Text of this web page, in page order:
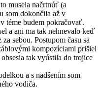
musela načrtnúť (a
som dokončila až v
téme budem pokračovať.
a ani ma tak nehnevalo keď
sebou. Postupom času sa
kompozíciami prišiel
tak vyústila do trojice
a s nadšením som
vodiča.